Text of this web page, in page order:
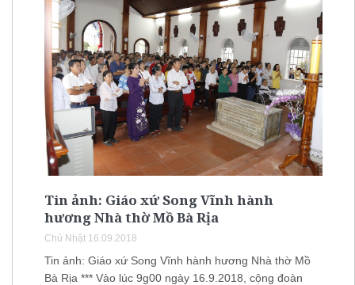
Tin ảnh: Giáo xứ Song Vĩnh hành
hương Nhà thờ Mồ Bà Rịa
Chủ Nhật 16.09.2018
Tin ảnh: Giáo xứ Song Vĩnh hành hương Nhà thờ Mồ
Bà Rịa *** Vào lúc 9g00 ngày 16.9.2018, cộng đoàn